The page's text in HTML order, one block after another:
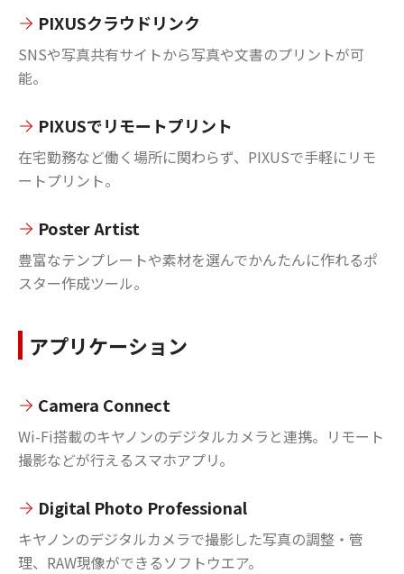
PIXUSクラウドリンク
SNSや写真共有サイトから写真や文書のプリントが可
能。
PIXUSでリモートプリント
在宅勤務など働く場所に関わらず、PIXUSで手軽にリモ
ートプリント。
Poster Artist
豊富なテンプレートや素材を選んでかんたんに作れるポ
スター作成ツール。
アプリケーション
Camera Connect
Wi-Fi搭載のキヤノンのデジタルカメラと連携。リモート
撮影などが行えるスマホアプリ。
Digital Photo Professional
キヤノンのデジタルカメラで撮影した写真の調整・管
理、RAW現像ができるソフトウエア。